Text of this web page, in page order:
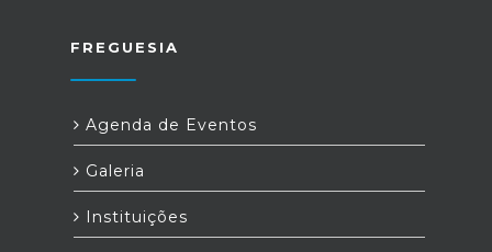
FREGUESIA
Agenda de Eventos
Galeria
Instituições